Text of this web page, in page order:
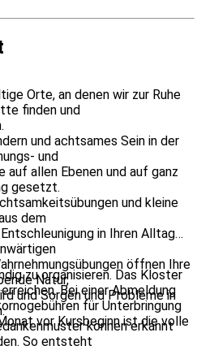
Orte, an denen wir zur Ruhe
finden und
und achtsames Sein in der
und
auf allen Ebenen und auf ganz
gesetzt.
und kleine
dem
in Ihren Alltag
öffnen Ihre
Natur,
und Sorgen und Probleme in
können erkannt
So entsteht
zu organisieren. Das Kloster
Bei einer Abmeldung
für Unterbringung
vor Kursbeginn ist die volle